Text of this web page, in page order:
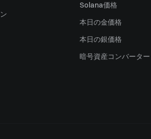
Solana価格
本日の金価格
本日の銀価格
暗号資産コンバーター